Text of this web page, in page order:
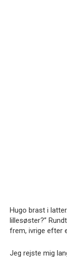
Hugo brast i
lillesøster?”
frem, ivrige efter
Jeg rejste mig